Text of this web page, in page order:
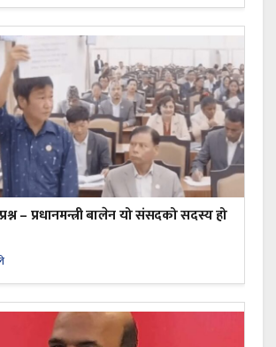
– प्रधानमन्त्री बालेन यो संसदको सदस्य हो